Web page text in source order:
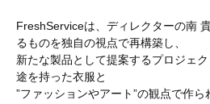
FreshServiceは、ディレクターの南
るものを独自の視点で再構築し、
新たな製品として提案するプロジェ
途を持った衣服と
”ファッションやアート”の観点で作